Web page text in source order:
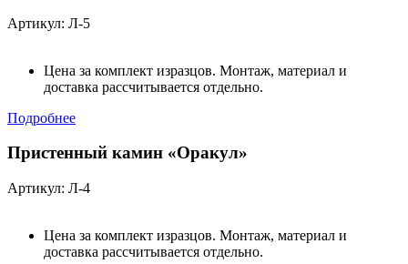
Артикул: Л-5
Цена за комплект изразцов. Монтаж, материал и
доставка рассчитывается отдельно.
Подробнее
Пристенный камин «Оракул»
Артикул: Л-4
Цена за комплект изразцов. Монтаж, материал и
доставка рассчитывается отдельно.